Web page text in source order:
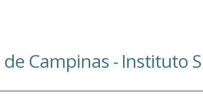
Campinas - Instituto